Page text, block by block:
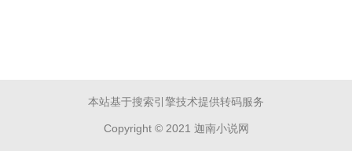
本站基于搜索引擎技术提供转码服务
Copyright © 2021 迦南小说网